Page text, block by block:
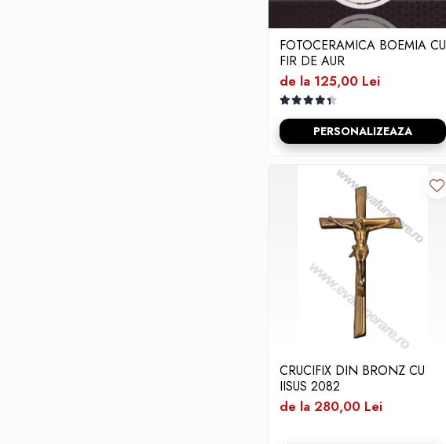
FOTOCERAMICA BOEMIA CU
FIR DE AUR
de la 125,00 Lei
PERSONALIZEAZA
CRUCIFIX DIN BRONZ CU
IISUS 2082
de la 280,00 Lei